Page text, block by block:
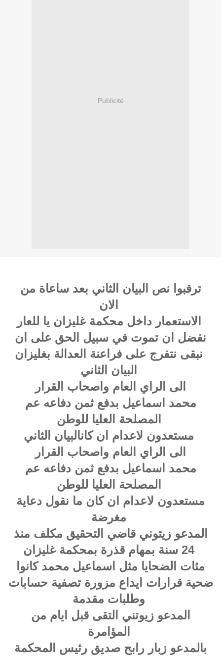
Publicité
ترقبوا نص البيان الثاني بعد ساعاة من
نفضل ان تموت في سبيل الحق على ان
البي
الى الراي العام واصحاب القرار
محمد اسماعيل بدفع ثمن دفاعه عم
الى الراي العام واصحاب القرار
محمد اسماعيل بدفع ثمن دفاعه عم
مستعدون لاعدام ان كان ما نقول دعاية
المدعو زيتوني قاضي التحقيق مكلف منذ
24 سنة بمهام قذرة بمحكمة غليزان
مئات الضحايا مثل اسماعيل محمد كانوا
ضحية قرارات ايداع مزورة تصفية حسابات
المدعو زيوتني التقى قبل ايام من
بالمدعو زبار رابح صديق رئيس المحكمة